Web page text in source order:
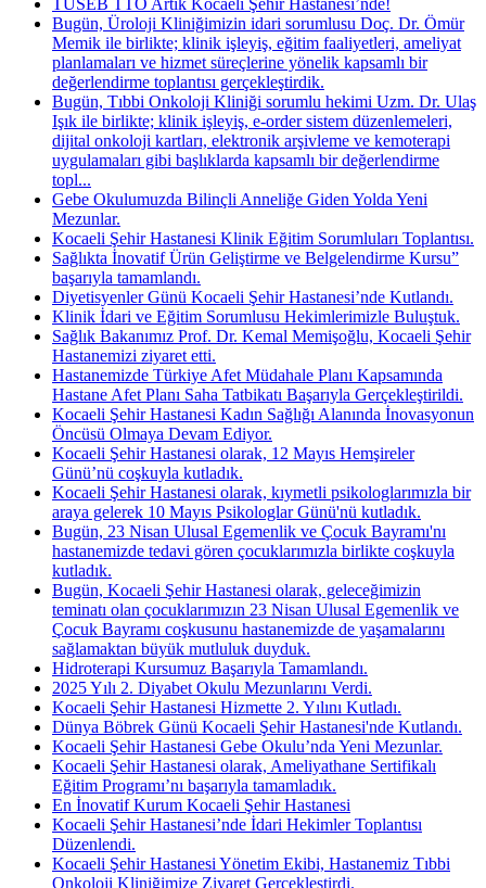
Bugün, Üroloji Kliniğimizin idari sorumlusu Doç. Dr. Ömür
Memik ile birlikte; klinik işleyiş, eğitim faaliyetleri, ameliyat
planlamaları ve hizmet süreçlerine yönelik kapsamlı bir
değerlendirme toplantısı gerçekleştirdik.
Bugün, Tıbbi Onkoloji Kliniği sorumlu hekimi Uzm. Dr. Ulaş
Işık ile birlikte; klinik işleyiş, e-order sistem düzenlemeleri,
dijital onkoloji kartları, elektronik arşivleme ve kemoterapi
uygulamaları gibi başlıklarda kapsamlı bir değerlendirme
topl...
Gebe Okulumuzda Bilinçli Anneliğe Giden Yolda Yeni
Mezunlar.
Kocaeli Şehir Hastanesi Klinik Eğitim Sorumluları Toplantısı.
Sağlıkta İnovatif Ürün Geliştirme ve Belgelendirme Kursu”
başarıyla tamamlandı.
Diyetisyenler Günü Kocaeli Şehir Hastanesi’nde Kutlandı.
Klinik İdari ve Eğitim Sorumlusu Hekimlerimizle Buluştuk.
Sağlık Bakanımız Prof. Dr. Kemal Memişoğlu, Kocaeli Şehir
Hastanemizi ziyaret etti.
Hastanemizde Türkiye Afet Müdahale Planı Kapsamında
Hastane Afet Planı Saha Tatbikatı Başarıyla Gerçekleştirildi.
Kocaeli Şehir Hastanesi Kadın Sağlığı Alanında İnovasyonun
Öncüsü Olmaya Devam Ediyor.
Kocaeli Şehir Hastanesi olarak, 12 Mayıs Hemşireler
Günü’nü coşkuyla kutladık.
Kocaeli Şehir Hastanesi olarak, kıymetli psikologlarımızla bir
araya gelerek 10 Mayıs Psikologlar Günü'nü kutladık.
Bugün, 23 Nisan Ulusal Egemenlik ve Çocuk Bayramı'nı
hastanemizde tedavi gören çocuklarımızla birlikte coşkuyla
kutladık.
Bugün, Kocaeli Şehir Hastanesi olarak, geleceğimizin
teminatı olan çocuklarımızın 23 Nisan Ulusal Egemenlik ve
Çocuk Bayramı coşkusunu hastanemizde de yaşamalarını
sağlamaktan büyük mutluluk duyduk.
Hidroterapi Kursumuz Başarıyla Tamamlandı.
2025 Yılı 2. Diyabet Okulu Mezunlarını Verdi.
Kocaeli Şehir Hastanesi Hizmette 2. Yılını Kutladı.
Dünya Böbrek Günü Kocaeli Şehir Hastanesi'nde Kutlandı.
Kocaeli Şehir Hastanesi Gebe Okulu’nda Yeni Mezunlar.
Kocaeli Şehir Hastanesi olarak, Ameliyathane Sertifikalı
Eğitim Programı’nı başarıyla tamamladık.
En İnovatif Kurum Kocaeli Şehir Hastanesi
Kocaeli Şehir Hastanesi’nde İdari Hekimler Toplantısı
Düzenlendi.
Kocaeli Şehir Hastanesi Yönetim Ekibi, Hastanemiz Tıbbi
Onkoloji Kliniğimize Ziyaret Gerçekleştirdi.